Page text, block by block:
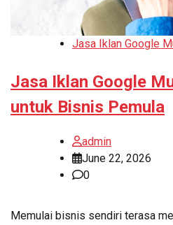
Jasa Iklan Google
Jasa Iklan Google
untuk Bisnis Pemula
admin
June 22, 2026
0
Memulai bisnis sendiri terasa